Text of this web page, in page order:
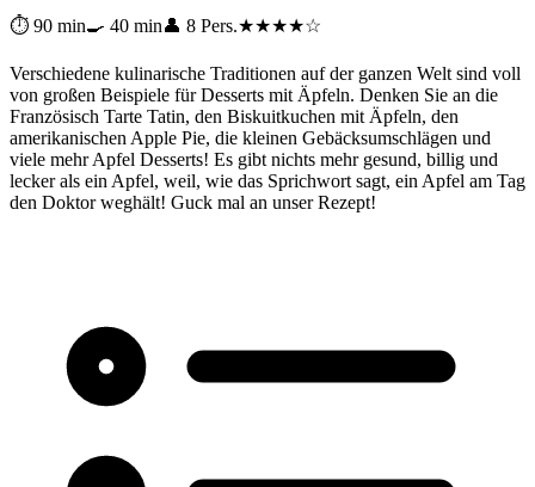
⏱ 90 min🍳 40 min👤 8 Pers.★★★★☆
Verschiedene kulinarische Traditionen auf der ganzen Welt sind voll
von großen Beispiele für Desserts mit Äpfeln. Denken Sie an die
Französisch Tarte Tatin, den Biskuitkuchen mit Äpfeln, den
amerikanischen Apple Pie, die kleinen Gebäcksumschlägen und
viele mehr Apfel Desserts! Es gibt nichts mehr gesund, billig und
lecker als ein Apfel, weil, wie das Sprichwort sagt, ein Apfel am Tag
den Doktor weghält! Guck mal an unser Rezept!